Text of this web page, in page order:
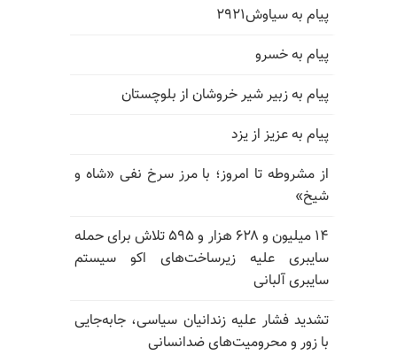
پیام به سیاوش۲۹۲۱
پیام به خسرو
پیام به زبیر شیر خروشان از بلوچستان
پیام به عزیز از یزد
از مشروطه تا امروز؛ با مرز سرخ نفی «شاه و
شیخ»
۱۴ میلیون و ۶۲۸ هزار و ۵۹۵ تلاش برای حمله
سایبری علیه زیرساخت‌های اکو سیستم
سایبری آلبانی
تشدید فشار علیه زندانیان سیاسی، جابه‌جایی
با زور و محرومیت‌های ضدانسانی